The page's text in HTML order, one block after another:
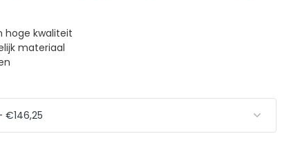
hoge kwaliteit
materiaal